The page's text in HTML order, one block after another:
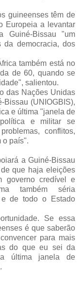
guineenses têm de
Europeia a levantar
Guiné-Bissau "um
da democracia, dos
também está no
de 60, quando se
salientou.
das Nações Unidas
Bissau (UNIOGBIS),
e última "janela de
e militar se
conflitos,
o país".
a Guiné-Bissau
que haja eleições
governo credível e
também séria
e de todo o Estado
Se essa
é que saberão
para mais
do que eu sei da
última janela de